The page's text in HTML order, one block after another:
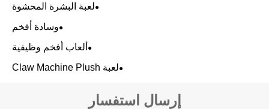
لعبة البشرة المحشوة
وسادة أفخم
ألعاب أفخم وظيفية
لعبة Claw Machine Plush
إرسال استفسار